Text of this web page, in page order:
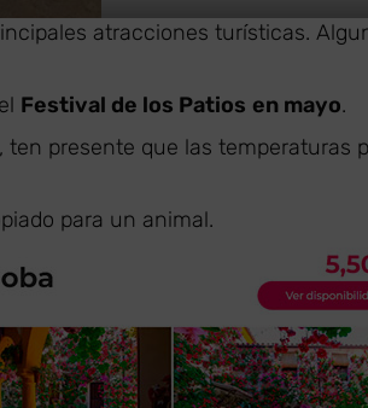
atracciones turísticas.
Festival de los Patios en mayo.
presente que las temperaturas
para un animal.